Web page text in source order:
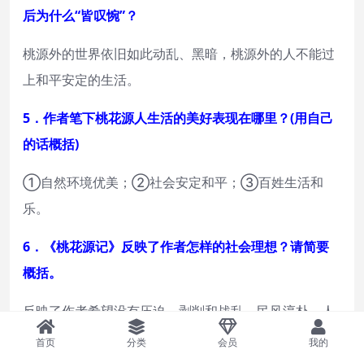
后为什么“皆叹惋”？
桃源外的世界依旧如此动乱、黑暗，桃源外的人不能过
上和平安定的生活。
5．作者笔下桃花源人生活的美好表现在哪里？(用自己
的话概括)
①自然环境优美；②社会安定和平；③百姓生活和
乐。
6．《桃花源记》反映了作者怎样的社会理想？请简要
概括。
反映了作者希望没有压迫、剥削和战乱，民风淳朴，人
人自由平等，安居乐业的社会理想。
首页 分类 会员 我的